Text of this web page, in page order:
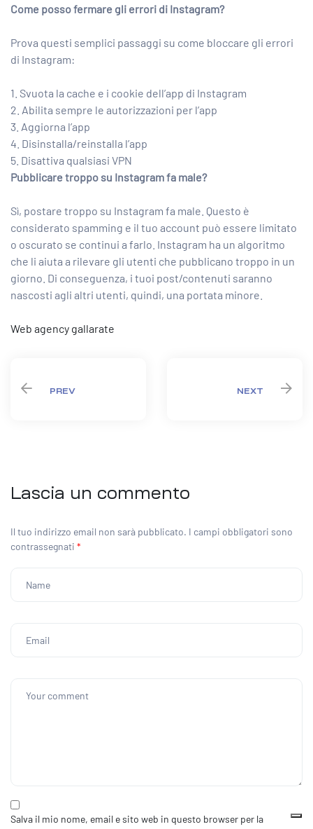
Come posso fermare gli errori di Instagram?
Prova questi semplici passaggi su come bloccare gli errori
di Instagram:
1. Svuota la cache e i cookie dell’app di Instagram
2. Abilita sempre le autorizzazioni per l’app
3. Aggiorna l’app
4. Disinstalla/reinstalla l’app
5. Disattiva qualsiasi VPN
Pubblicare troppo su Instagram fa male?
Sì, postare troppo su Instagram fa male. Questo è
considerato spamming e il tuo account può essere limitato
o oscurato se continui a farlo. Instagram ha un algoritmo
che li aiuta a rilevare gli utenti che pubblicano troppo in un
giorno. Di conseguenza, i tuoi post/contenuti saranno
nascosti agli altri utenti, quindi, una portata minore.
Web agency gallarate
PREV NEXT
Lascia un commento
Il tuo indirizzo email non sarà pubblicato. I campi obbligatori sono
contrassegnati *
Salva il mio nome, email e sito web in questo browser per la